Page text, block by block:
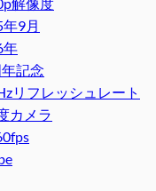
9月
年
記念
リフレッシュレート
カメラ